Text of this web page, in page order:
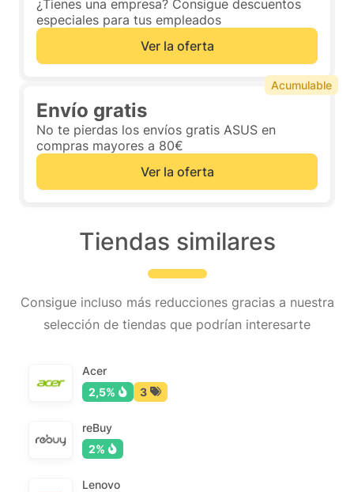
¿Tienes una empresa? Consigue descuentos
especiales para tus empleados
Ver la oferta
Envío gratis
No te pierdas los envíos gratis ASUS en
compras mayores a 80€
Ver la oferta
Acumulable
Tiendas similares
Consigue incluso más reducciones gracias a nuestra
selección de tiendas que podrían interesarte
Acer
2,5%
3
reBuy
2%
Lenovo